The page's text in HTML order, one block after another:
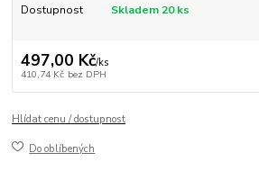
Dostupnost Skladem 20 ks
497,00 Kč/ks
410,74 Kč bez DPH
Hlídat cenu / dostupnost
Do oblíbených